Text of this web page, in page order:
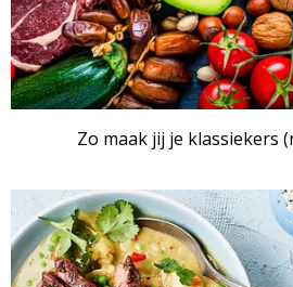
Zo maak jij je klassiekers